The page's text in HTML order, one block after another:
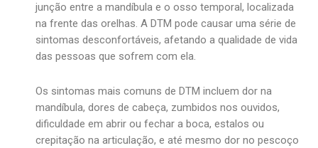
junção entre a mandíbula e o osso temporal, localizada
na frente das orelhas. A DTM pode causar uma série de
sintomas desconfortáveis, afetando a qualidade de vida
das pessoas que sofrem com ela.
Os sintomas mais comuns de DTM incluem dor na
mandíbula, dores de cabeça, zumbidos nos ouvidos,
dificuldade em abrir ou fechar a boca, estalos ou
crepitação na articulação, e até mesmo dor no pescoço